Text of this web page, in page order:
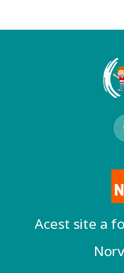
Acest site a